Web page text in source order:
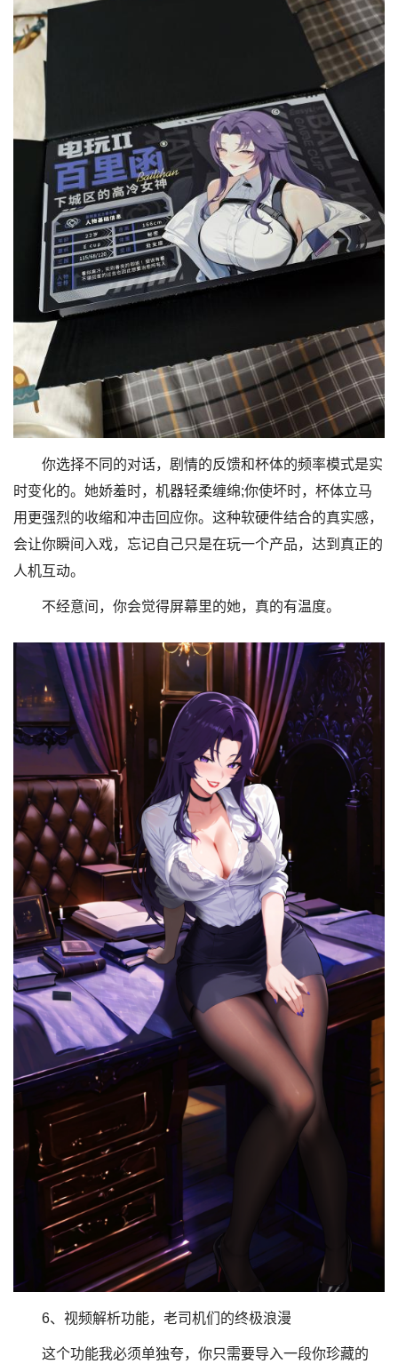
你选择不同的对话，剧情的反馈和杯体的频率模式是实
时变化的。她娇羞时，机器轻柔缠绵;你使坏时，杯体立马
用更强烈的收缩和冲击回应你。这种软硬件结合的真实感，
会让你瞬间入戏，忘记自己只是在玩一个产品，达到真正的
人机互动。
不经意间，你会觉得屏幕里的她，真的有温度。
6、视频解析功能，老司机们的终极浪漫
这个功能我必须单独夸，你只需要导入一段你珍藏的